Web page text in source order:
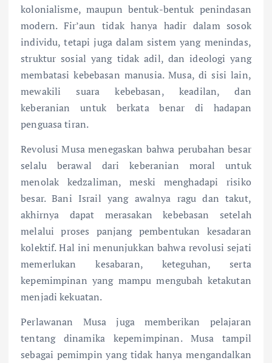
kolonialisme, maupun bentuk-bentuk penindasan
modern. Fir’aun tidak hanya hadir dalam sosok
individu, tetapi juga dalam sistem yang menindas,
struktur sosial yang tidak adil, dan ideologi yang
membatasi kebebasan manusia. Musa, di sisi lain,
mewakili suara kebebasan, keadilan, dan
keberanian untuk berkata benar di hadapan
penguasa tiran.
Revolusi Musa menegaskan bahwa perubahan besar
selalu berawal dari keberanian moral untuk
menolak kedzaliman, meski menghadapi risiko
besar. Bani Israil yang awalnya ragu dan takut,
akhirnya dapat merasakan kebebasan setelah
melalui proses panjang pembentukan kesadaran
kolektif. Hal ini menunjukkan bahwa revolusi sejati
memerlukan kesabaran, keteguhan, serta
kepemimpinan yang mampu mengubah ketakutan
menjadi kekuatan.
Perlawanan Musa juga memberikan pelajaran
tentang dinamika kepemimpinan. Musa tampil
sebagai pemimpin yang tidak hanya mengandalkan